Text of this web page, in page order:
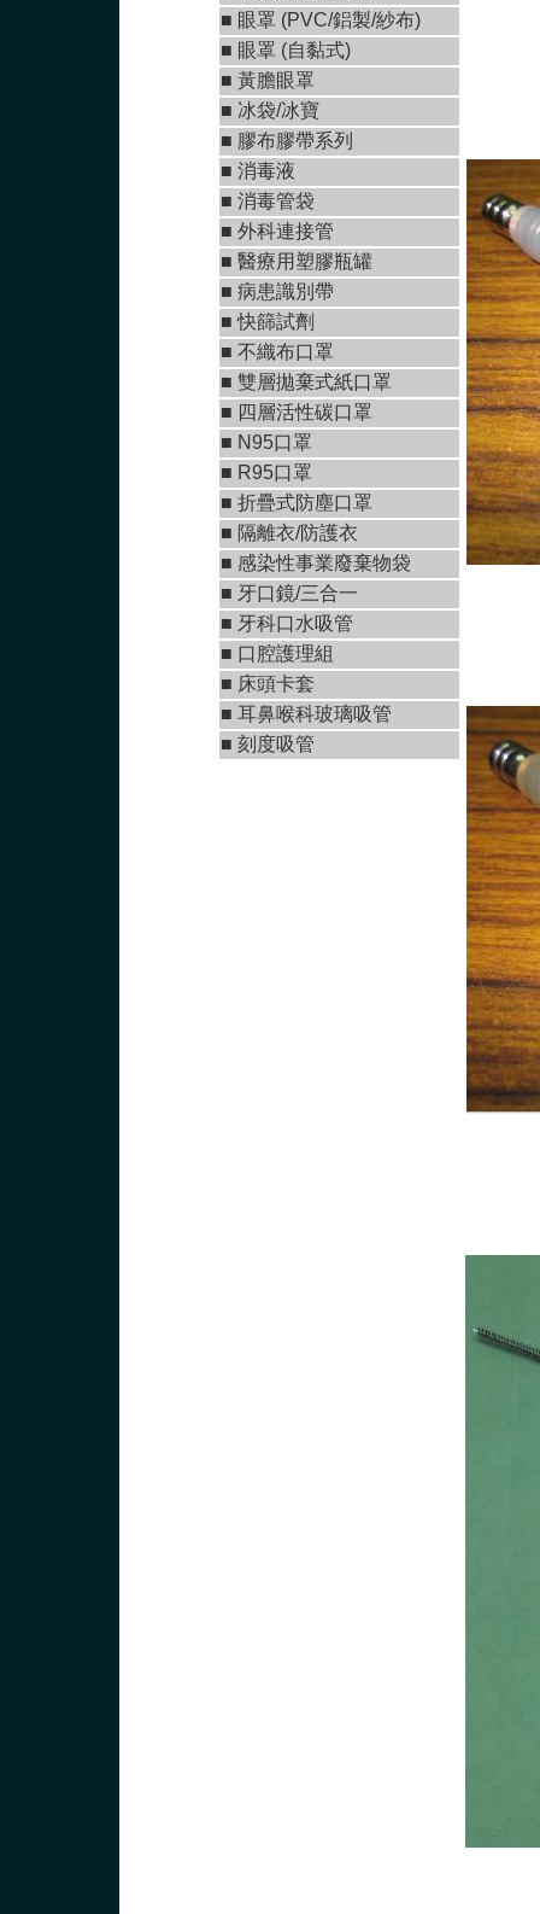
■ 眼罩 (PVC/鋁製/紗布)
■ 眼罩 (自黏式)
■ 黃膽眼罩
■ 冰袋/冰寶
■ 膠布膠帶系列
■ 消毒液
■ 消毒管袋
■ 外科連接管
■ 醫療用塑膠瓶罐
■ 病患識別帶
■ 快篩試劑
■ 不織布口罩
■ 雙層拋棄式紙口罩
■ 四層活性碳口罩
■ N95口罩
■ R95口罩
■ 折疊式防塵口罩
■ 隔離衣/防護衣
■ 感染性事業廢棄物袋
■ 牙口鏡/三合一
■ 牙科口水吸管
■ 口腔護理組
■ 床頭卡套
■ 耳鼻喉科玻璃吸管
■ 刻度吸管